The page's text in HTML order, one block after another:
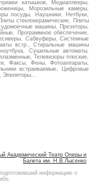
катышков, Медиаплееры,
Морозильные камеры,
посуды, Наушники, Нетбуки,
стеклокерамические, Плиты
машины, Преэкторы,
Программное обеспечение,
Сабвуферы, Системные
встр., Стиральные машины
Сушильные автоматы,
Телевизоры плоские,
Факсы, Фены, Фотоаппараты,
встраиваемые, Цифровые
Эпиляторы...
Академический Театр Оперы и
Балета им. Н.В.Лысенко
информацию о